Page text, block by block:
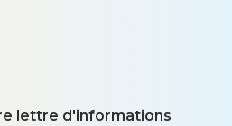
lettre d'informations